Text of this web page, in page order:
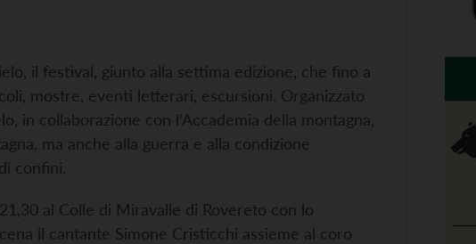
il festival, giunto alla settima edizione, che fino a
mostre, eventi letterari, escursioni. Organizzato
in collaborazione con l’Accademia della montagna,
ma anche alla guerra e alla condizione
confini.
al Colle di Miravalle di Rovereto con lo
il cantante Simone Cristicchi assieme al coro